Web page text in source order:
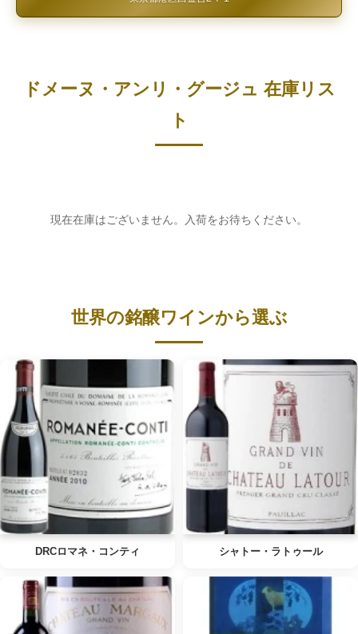
ドメーヌ・アンリ・グージュ 在庫リス
ト
現在在庫はございません。入荷をお待ちください。
世界の銘醸ワインから選ぶ
DRCロマネ・コンティ シャトー・ラトゥール